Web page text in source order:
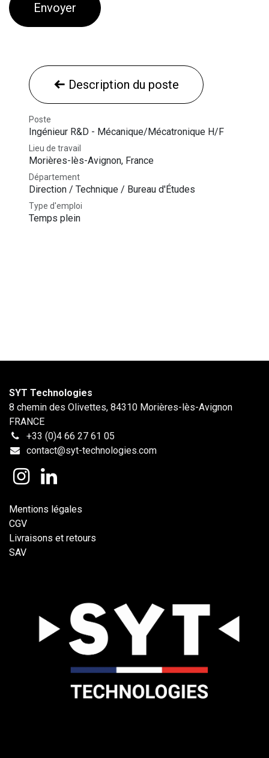
Envoyer
Description du poste
Poste
Ingénieur R&D - Mécanique/Mécatronique H/F
Lieu de travail
Morières-lès-Avignon, France
Département
Direction / Technique / Bureau d'Études
Type d'emploi
Temps plein
SYT Technologies
8 chemin des Olivettes, 84310 Morières-lès-Avignon
FRANCE
+33 (0)4 66 27 61 05
contact@syt-technologies.com
Mentions légales
CGV
Livraisons et retours
SAV